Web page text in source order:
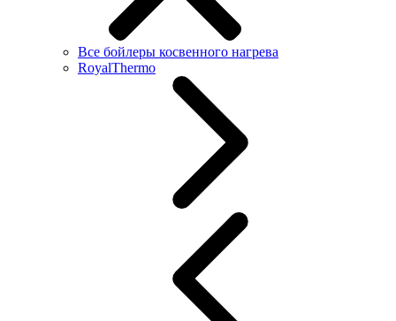
Все бойлеры косвенного нагрева
RoyalThermo